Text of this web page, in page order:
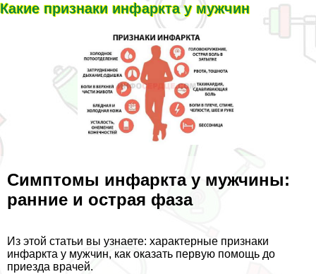
Какие признаки инфаркта у мужчин
Симптомы инфаркта у мужчины:
ранние и острая фаза
Из этой статьи вы узнаете: хаpaктерные признаки
инфаркта у мужчин, как оказать первую помощь до
приезда врачей.